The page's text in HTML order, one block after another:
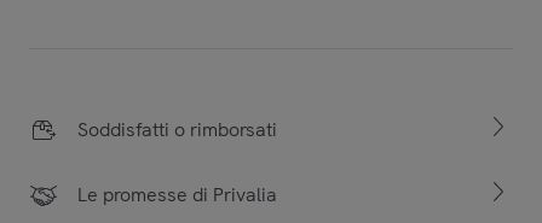
Soddisfatti o rimborsati
Le promesse di Privalia